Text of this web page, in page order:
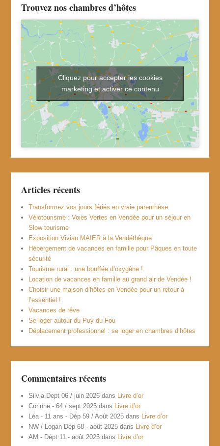
Trouvez nos chambres d’hôtes
Cliquez pour accepter les cookies
marketing et activer ce contenu
Articles récents
Transformez vos jours fériés en vraie parenthèse
Vélotourisme : Voies Vertes en Vendée pour un séjour en
Slow tourisme
Exposition Vivian MAIER à la Vendéthèque
Hébergement de vacances en famille pour Pâques en toute
sécurité
Tourisme rural : une bouffée d’oxygène !
Location de vacances en famille au grand air de Vendée !
Choisir une maison d’hôtes en Vendée pour un retour à
l’essentiel !
Vacances de rêve
Se loger autour du Puy du Fou
Déplacement professionnel : se loger en chambres d’hôtes
Commentaires récents
Silvia Dept 06 / juin 2026 dans Livre d’or
Corinne - 64 / sept 2025 dans Livre d’or
Léa - 11 ans - Dép 59 / Août 2025 dans Livre d’or
NW / Logan Dep 68 - août 2025 dans Livre d’or
AM - Dépt 11 - août 2025 dans Livre d’or